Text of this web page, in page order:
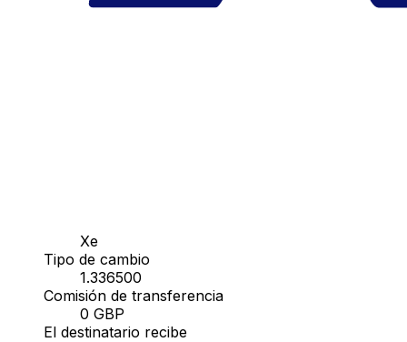
Xe
Tipo de cambio
1.336500
Comisión de transferencia
0 GBP
El destinatario recibe